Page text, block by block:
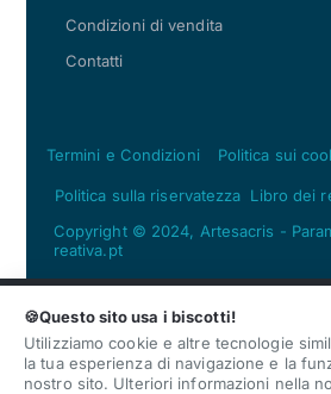
🍪Questo sito usa i biscotti!
Utilizziamo cookie e altre tecnologie
la tua esperienza di navigazione e la
nostro sito. Ulteriori informazioni nella
Condizioni di vendita
Contatti
Termini e Condizioni Politica sui
Politica sulla riservatezza Libro dei
Copyright © 2024, Artesacris -
reativa.pt